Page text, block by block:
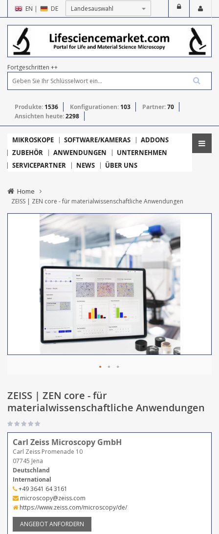
EN | DE
Fortgeschritten ++
Produkte: 1536 Konfigurationen: 103 Partner:70
Ansichten heute:2298
MIKROSKOPE SOFTWARE/KAMERAS
ADDONS
ZUBEHÖR
ANWENDUNGEN
UNTERNEHMEN
SERVICEPARTNER
NEWS ÜBER UNS
Home
ZEISS | ZEN core - für materialwissenschaftliche Anwendungen
ZEISS | ZEN core - für
materialwissenschaftliche Anwendungen
Carl Zeiss Microscopy GmbH
Carl Zeiss Promenade 10
07745 Jena
Deutschland
International
+49 3641 64 3161
microscopy@zeiss.com
https://www.zeiss.com/microscopy/de/
ANGEBOT ANFORDERN